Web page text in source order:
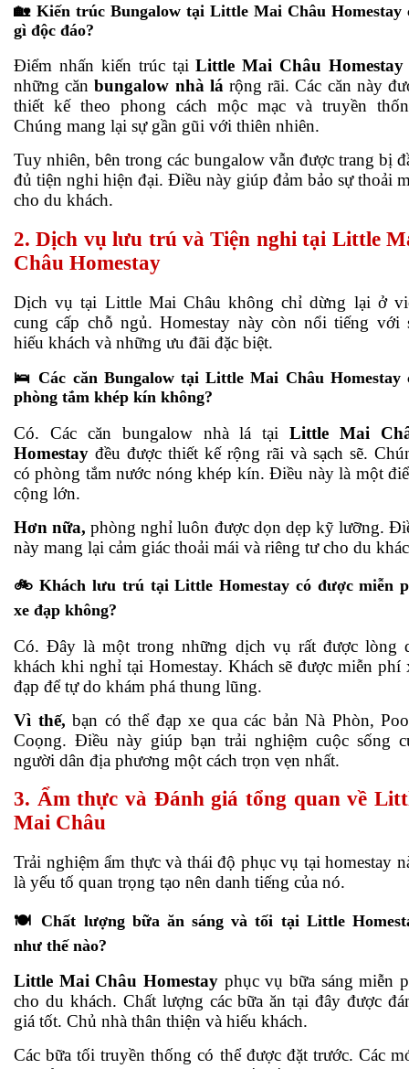
🏡 Kiến trúc Bungalow tại Little Mai Châu Homestay
gì độc đáo?
Điểm nhấn kiến trúc tạiLittle Mai Châu Homestay
những cănbungalow nhà lárộng rãi. Các căn này
thiết kế theo phong cách mộc mạc và truyền
Chúng mang lại sự gần gũi với thiên nhiên.
Tuy nhiên, bên trong các bungalow vẫn được trang bị
đủ tiện nghi hiện đại. Điều này giúp đảm bảo sự thoải
cho du khách.
2. Dịch vụ lưu trú và Tiện nghi tại Little
Châu Homestay
Dịch vụ tại Little Mai Châu không chỉ dừng lại ở
cung cấp chỗ ngủ. Homestay này còn nổi tiếng với
hiếu khách và những ưu đãi đặc biệt.
🛌 Các căn Bungalow tại Little Mai Châu Homestay
phòng tắm khép kín không?
Có. Các căn bungalow nhà lá tạiLittle Mai
Homestay đều được thiết kế rộng rãi và sạch sẽ.
có phòng tắm nước nóng khép kín. Điều này là một
cộng lớn.
Hơn nữa, phòng nghỉ luôn được dọn dẹp kỹ lưỡng.
này mang lại cảm giác thoải mái và riêng tư cho du
🚲 Khách lưu trú tại Little Homestay có được miễn
xe đạp không?
Có. Đây là một trong những dịch vụ rất được lòng
khách khi nghỉ tại Homestay. Khách sẽ được miễn phí
đạp để tự do khám phá thung lũng.
Vì thế, bạn có thể đạp xe qua các bản Nà Phòn,
Coọng. Điều này giúp bạn trải nghiệm cuộc sống
người dân địa phương một cách trọn vẹn nhất.
3. Ẩm thực và Đánh giá tổng quan về
Mai Châu
Trải nghiệm ẩm thực và thái độ phục vụ tại homestay
là yếu tố quan trọng tạo nên danh tiếng của nó.
🍽️ Chất lượng bữa ăn sáng và tối tại Little
như thế nào?
Little Mai Châu Homestay phục vụ bữa sáng miễn
cho du khách. Chất lượng các bữa ăn tại đây được
giá tốt. Chủ nhà thân thiện và hiếu khách.
Các bữa tối truyền thống có thể được đặt trước. Các